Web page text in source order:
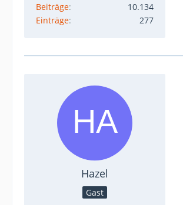
Beiträge
10.134
Einträge
277
Hazel
Gast